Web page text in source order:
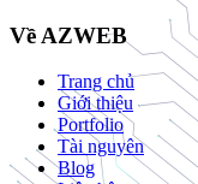
Về AZWEB
Trang chủ
Giới thiệu
Portfolio
Tài nguyên
Blog